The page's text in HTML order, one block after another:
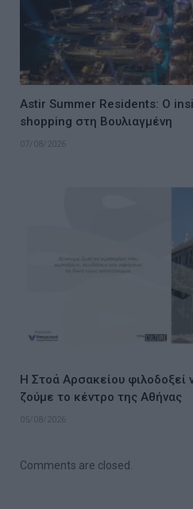
Astir Summer Residents: Ο
shopping στη Βουλιαγμένη
07/08/2026
Η Στοά Αρσακείου φιλοδοξεί
ζούμε το κέντρο της Αθήνας
05/08/2026
Comments are closed.